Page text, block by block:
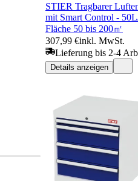
STIER Tragbarer
mit Smart Control -
Fläche 50 bis 200㎡
307,99 €inkl. MwSt.
Lieferung bis 2-4
Details anzeigen